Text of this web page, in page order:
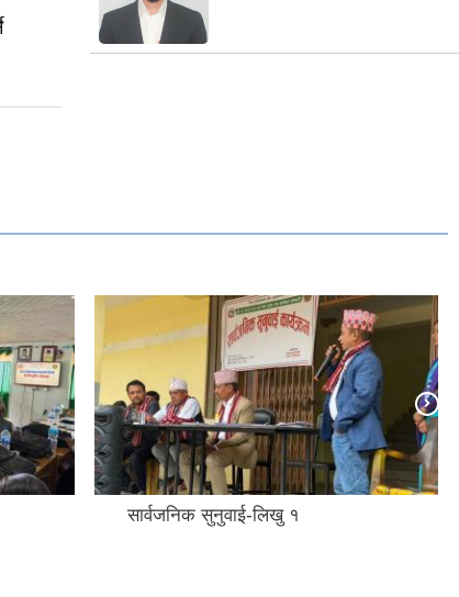
सार्वजनिक सुनुवाई-लिखु १